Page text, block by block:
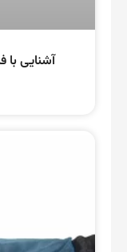
آشنایی با